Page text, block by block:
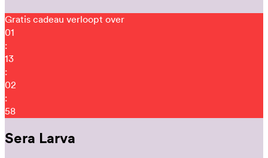
Gratis cadeau verloopt over
01
:
13
:
02
:
44
Sera Larva